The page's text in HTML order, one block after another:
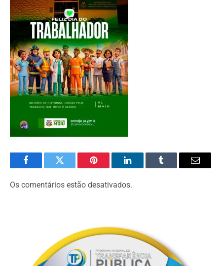
FacebookTwitter Pinterest O
LinkedIn
Tumblr
E-
Os comentários estão desativados.